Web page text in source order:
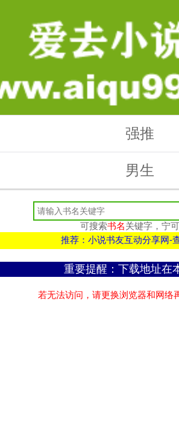
强推
男生
可搜索书名关键字，宁
推荐：小说书友互动分享网-
重要提醒：下载地址在
若无法访问，请更换浏览器和网络